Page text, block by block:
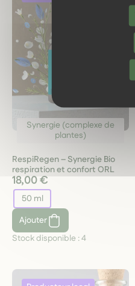
Synergie (complexe de
plantes)
RespiRegen – Synergie Bio
respiration et confort ORL
18,00 €
50 ml
Ajouter
Stock disponible :4